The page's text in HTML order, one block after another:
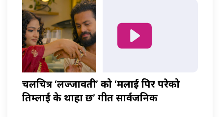
चलचित्र ‘लज्जावती’ को ‘मलाई पिर परेको
तिम्लाई के थाहा छ’ गीत सार्वजनिक